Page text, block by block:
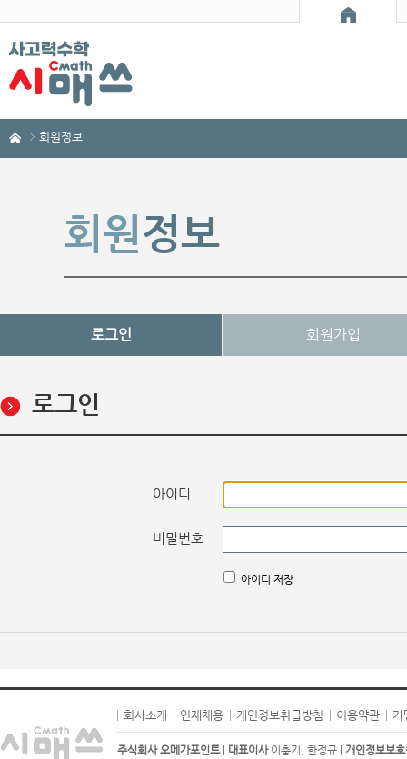
회원정보
회원정보
로그인 회원가입
로그인
아이디
비밀번호
아이디 저장
회사소개 인재채용 개인정보취급방침 이용약관 가
주식회사 오메가포인트| 대표이사이충기, 한정규 | 개인정보보